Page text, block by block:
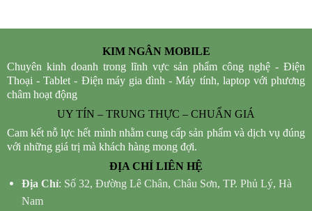
KIM NGÂN MOBILE
Chuyên kinh doanh trong lĩnh vực sản phẩm công nghệ - Điện
Thoại - Tablet - Điện máy gia đình - Máy tính, laptop với phương
châm hoạt động
UY TÍN – TRUNG THỰC – CHUẨN GIÁ
Cam kết nỗ lực hết mình nhằm cung cấp sản phẩm và dịch vụ đúng
với những giá trị mà khách hàng mong đợi.
ĐỊA CHỈ LIÊN HỆ
Địa Chỉ: Số 32, Đường Lê Chân, Châu Sơn, TP. Phủ Lý, Hà
Nam